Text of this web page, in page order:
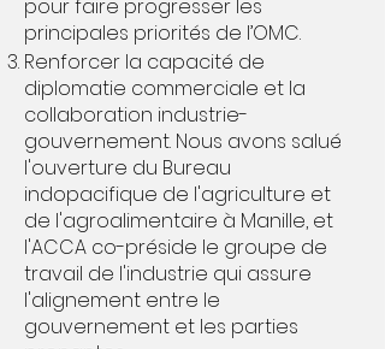
pour faire progresser les
principales priorités de l’OMC.
Renforcer la capacité de
diplomatie commerciale et la
collaboration industrie-
gouvernement. Nous avons salué
l'ouverture du Bureau
indopacifique de l'agriculture et
de l'agroalimentaire à Manille, et
l'ACCA co-préside le groupe de
travail de l'industrie qui assure
l'alignement entre le
gouvernement et les parties